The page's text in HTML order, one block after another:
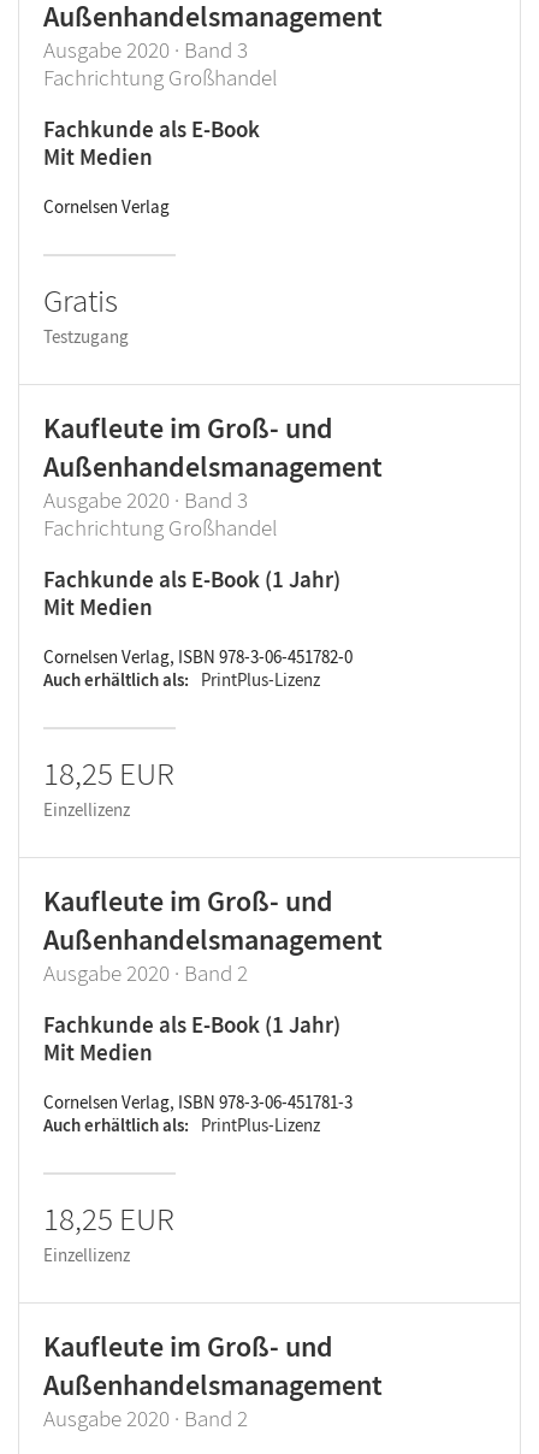
Außenhandelsmanagement
Ausgabe 2020 · Band 3
Fachrichtung Großhandel
Fachkunde als E-Book
Mit Medien
Cornelsen Verlag
Gratis
Testzugang
Kaufleute im Groß- und
Außenhandelsmanagement
Ausgabe 2020 · Band 3
Fachrichtung Großhandel
Fachkunde als E-Book (1 Jahr)
Mit Medien
Cornelsen Verlag, ISBN 978-3-06-451782-0
Auch erhältlich als
PrintPlus-Lizenz
18,25 EUR
Einzellizenz
Kaufleute im Groß- und
Außenhandelsmanagement
Ausgabe 2020 · Band 2
Fachkunde als E-Book (1 Jahr)
Mit Medien
Cornelsen Verlag, ISBN 978-3-06-451781-3
Auch erhältlich als
PrintPlus-Lizenz
18,25 EUR
Einzellizenz
Kaufleute im Groß- und
Außenhandelsmanagement
Ausgabe 2020 · Band 2